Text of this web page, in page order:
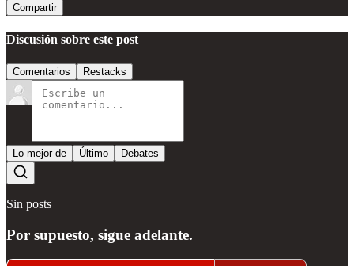
Compartir
Discusión sobre este post
Comentarios Restacks
Lo mejor de Último Debates
Sin posts
Por supuesto, sigue adelante.